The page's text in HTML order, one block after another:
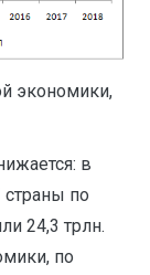
экономики,
в
страны по
24,3 трлн.
по